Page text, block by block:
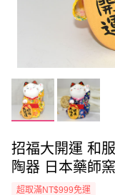
招福大開運 和
陶器 日本藥師
超取滿NT$999免運